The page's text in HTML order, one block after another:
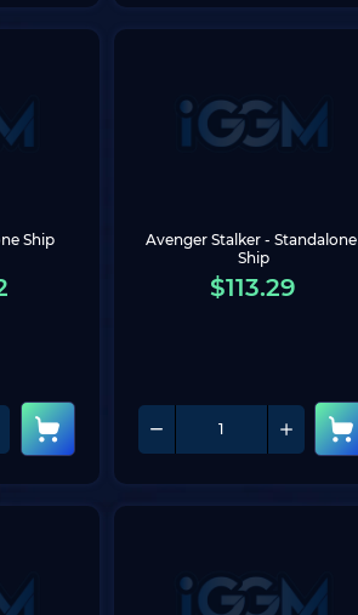
Ship
Avenger Stalker - Standalone
Ship
$113.29